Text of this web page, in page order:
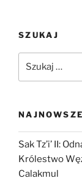
na
SZUKAJ
Sak Tz’i’ II:
Królestwo
Calakmul